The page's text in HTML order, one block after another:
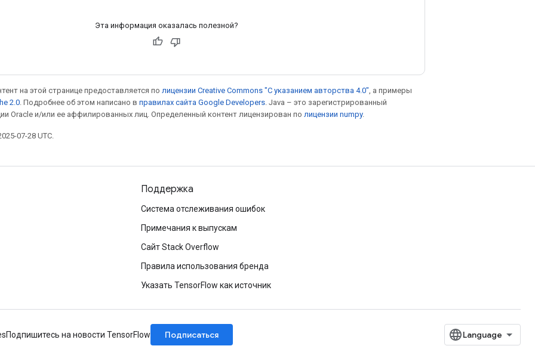
Эта информация оказалась полезной?
на этой странице предоставляется по лицензии Creative Commons "С указанием авторства 4.0" , а примеры
2.0 . Подробнее об этом написано в правилах сайта Google Developers . Java – это зарегистрированный
Oracle и/или ее аффилированных лиц. Определенный контент лицензирован по лицензии numpy.
07-28 UTC.
Поддержка
Система отслеживания ошибок
Примечания к выпускам
Сайт Stack Overflow
Правила использования бренда
Указать TensorFlow как источник
Подпишитесь на новости TensorFlow Подписаться